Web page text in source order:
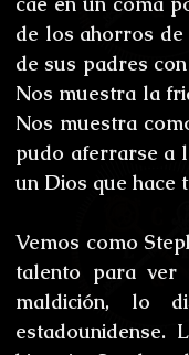
de los ahorros
de sus padres
Nos muestra la
Nos muestra
pudo aferrarse a
un Dios que hace
Vemos como
talento para
maldición, lo